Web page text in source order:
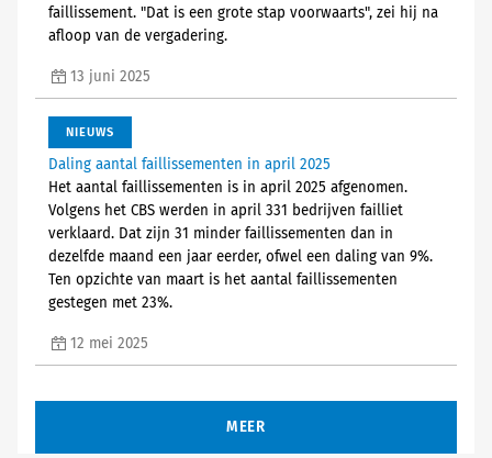
faillissement. "Dat is een grote stap voorwaarts", zei hij na
afloop van de vergadering.
13 juni 2025
NIEUWS
Daling aantal faillissementen in april 2025
Het aantal faillissementen is in april 2025 afgenomen.
Volgens het CBS werden in april 331 bedrijven failliet
verklaard. Dat zijn 31 minder faillissementen dan in
dezelfde maand een jaar eerder, ofwel een daling van 9%.
Ten opzichte van maart is het aantal faillissementen
gestegen met 23%.
12 mei 2025
MEER